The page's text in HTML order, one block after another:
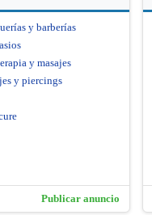
y barberías
y masajes
y piercings
Publicar anuncio